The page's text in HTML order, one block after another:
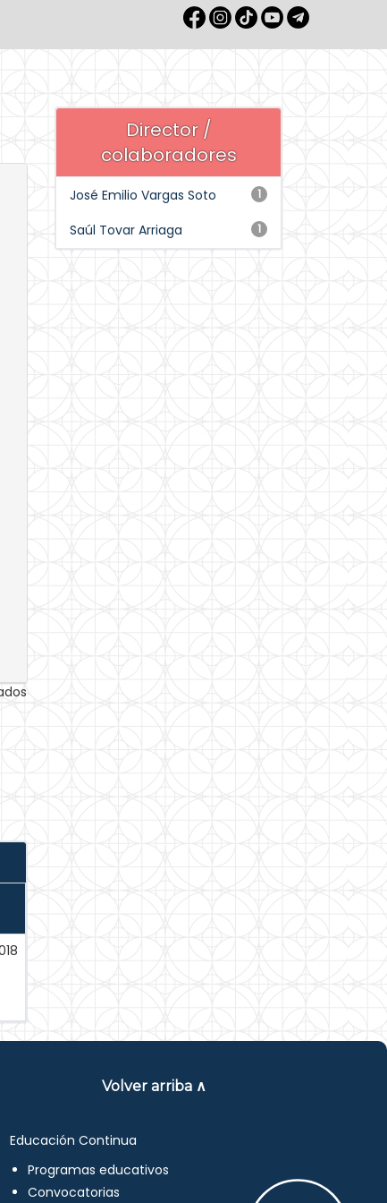
Director /
colaboradores
1
José Emilio Vargas Soto
1
Saúl Tovar Arriaga
Volver arriba ∧
Educación Continua
Programas educativos
Convocatorias